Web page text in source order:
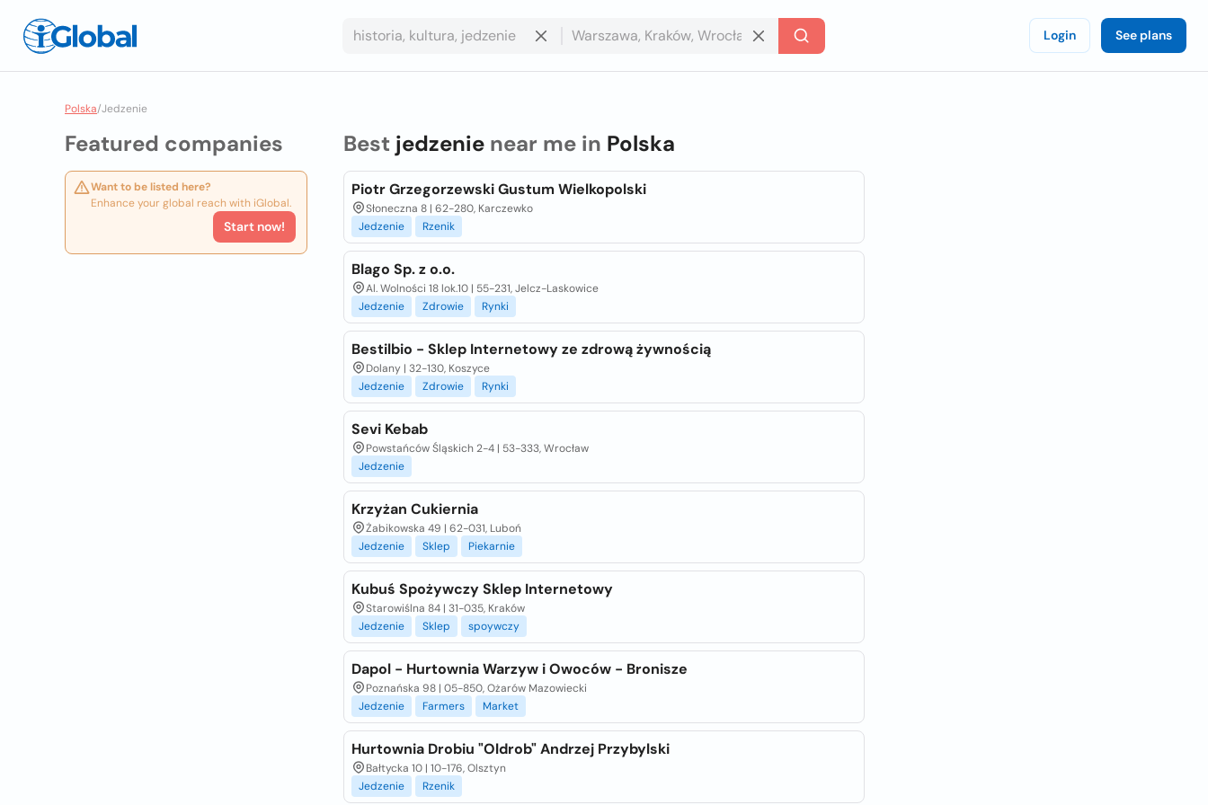
Login See plans
Polska/Jedzenie
Featured companies
Want to be listed here?
Enhance your global reach with iGlobal.
Start now!
Best jedzenienear me in Polska
Piotr Grzegorzewski Gustum Wielkopolski
Słoneczna 8 | 62-280, Karczewko
Jedzenie
Rzenik
Blago Sp. z o.o.
Al. Wolności 18 lok.10 | 55-231, Jelcz-Laskowice
Jedzenie
Zdrowie Rynki
Bestilbio - Sklep Internetowy ze zdrową żywnością
Dolany | 32-130, Koszyce
Jedzenie
Zdrowie Rynki
Sevi Kebab
Powstańców Śląskich 2-4 | 53-333, Wrocław
Jedzenie
Krzyżan Cukiernia
Żabikowska 49 | 62-031, Luboń
Jedzenie
Sklep Piekarnie
Kubuś Spożywczy Sklep Internetowy
Starowiślna 84 | 31-035, Kraków
Jedzenie
Sklep spoywczy
Dapol - Hurtownia Warzyw i Owoców - Bronisze
Poznańska 98 | 05-850, Ożarów Mazowiecki
Jedzenie
Farmers Market
Hurtownia Drobiu "Oldrob" Andrzej Przybylski
Bałtycka 10 | 10-176, Olsztyn
Jedzenie
Rzenik